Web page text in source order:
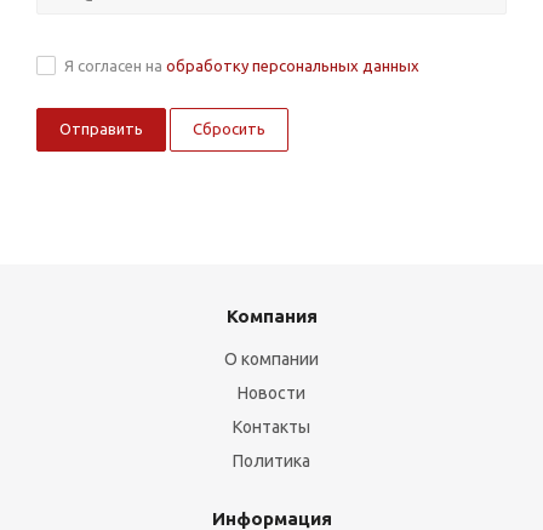
Я согласен на обработку персональных данных
Сбросить
Компания
О компании
Новости
Контакты
Политика
Информация